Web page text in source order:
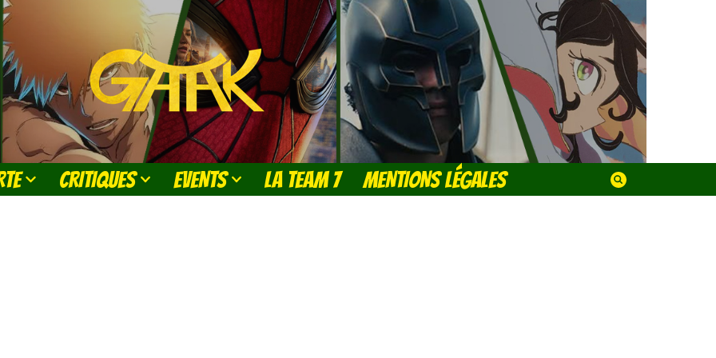
CRITIQUES EVENTS LA TEAM 7 MENTIONS LÉGALES